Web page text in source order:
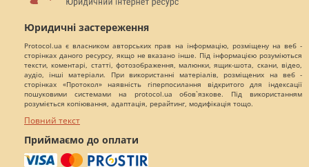
Юридичні застереження
Protocol.ua є власником авторських прав на інформацію, розміщену на веб -
сторінках даного ресурсу, якщо не вказано інше. Під інформацією розуміються
тексти, коментарі, статті, фотозображення, малюнки, ящик-шота, скани, відео,
аудіо, інші матеріали. При використанні матеріалів, розміщених на веб -
сторінках «Протокол» наявність гіперпосилання відкритого для індексації
пошуковими системами на protocol.ua обов`язкове. Під використанням
розуміється копіювання, адаптація, рерайтинг, модифікація тощо.
Повний текст
Приймаємо до оплати